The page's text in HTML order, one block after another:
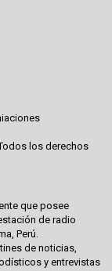
los derechos
que posee
de radio
Perú.
de noticias,
y entrevistas